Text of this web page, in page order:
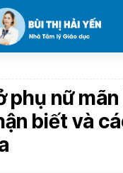
phụ nữ
biết và